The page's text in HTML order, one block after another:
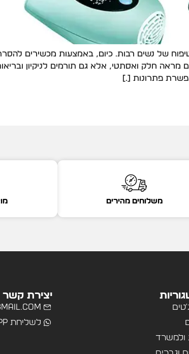
של נשים רבות. כיום, באמצעות מכשירים
חלק ואסתטי, אלא גם תורמים לניקיון
פתרונות […]
משלוחים מהירים
ולמשרד
יצירת קשר
לשליחת WhatsApp